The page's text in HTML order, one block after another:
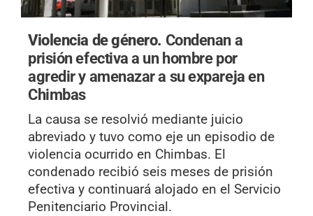
Violencia de género. Condenan a
prisión efectiva a un hombre por
agredir y amenazar a su expareja en
Chimbas
La causa se resolvió mediante juicio
abreviado y tuvo como eje un episodio de
violencia ocurrido en Chimbas. El
condenado recibió seis meses de prisión
efectiva y continuará alojado en el Servicio
Penitenciario Provincial.